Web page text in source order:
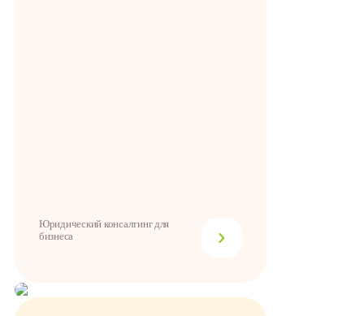
Юридический консалтинг для
бизнеса